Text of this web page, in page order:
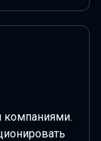
компаниями.